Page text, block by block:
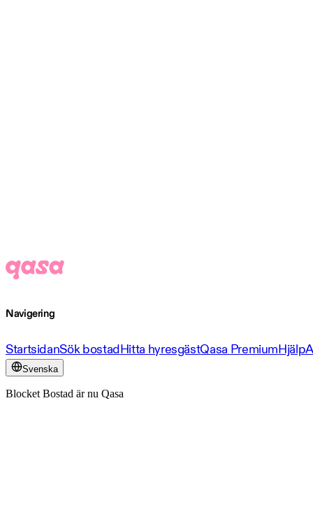
Navigering
StartsidanSök bostadHitta hyresgästQasa PremiumHjälp
Svenska
Blocket Bostad är nu Qasa